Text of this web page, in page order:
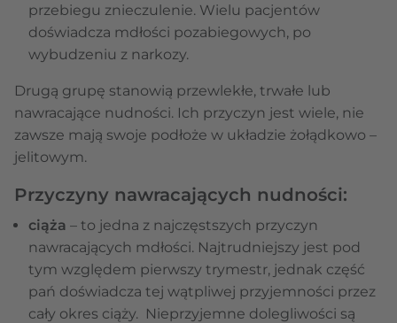
przebiegu znieczulenie. Wielu pacjentów
doświadcza mdłości pozabiegowych, po
wybudzeniu z narkozy.
Drugą grupę stanowią przewlekłe, trwałe lub
nawracające nudności. Ich przyczyn jest wiele, nie
zawsze mają swoje podłoże w układzie żołądkowo –
jelitowym.
Przyczyny nawracających nudności:
ciąża – to jedna z najczęstszych przyczyn
nawracających mdłości. Najtrudniejszy jest pod
tym względem pierwszy trymestr, jednak część
pań doświadcza tej wątpliwej przyjemności przez
cały okres ciąży. Nieprzyjemne dolegliwości są